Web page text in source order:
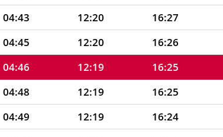
04:43 12:20 16:27
04:45 12:20 16:26
04:46 12:19 16:25
04:48 12:19 16:25
04:49 12:19 16:24